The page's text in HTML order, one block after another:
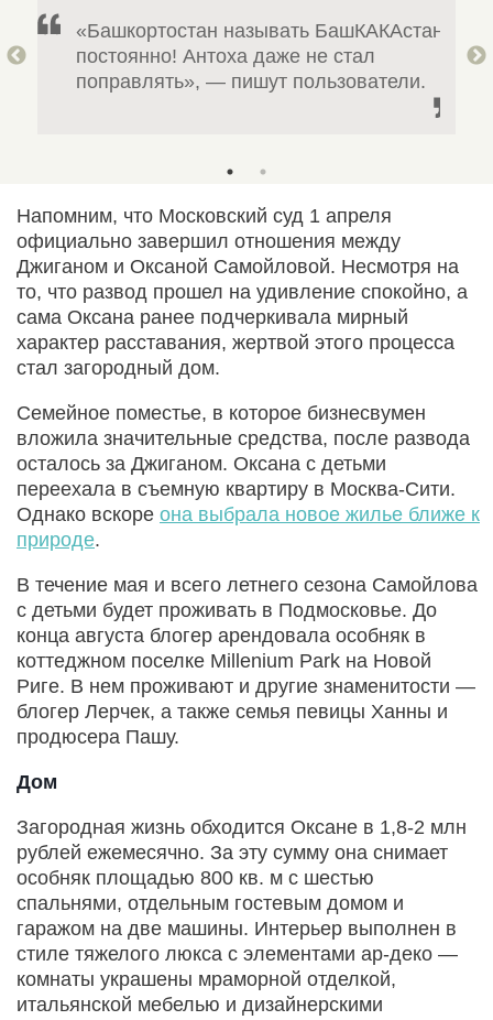
«Башкортостан называть БашКАКАстан
постоянно! Антоха даже не стал
поправлять», — пишут пользователи.
Напомним, что Московский суд 1 апреля
официально завершил отношения между
Джиганом и Оксаной Самойловой. Несмотря на
то, что развод прошел на удивление спокойно, а
сама Оксана ранее подчеркивала мирный
характер расставания, жертвой этого процесса
стал загородный дом.
Семейное поместье, в которое бизнесвумен
вложила значительные средства, после развода
осталось за Джиганом. Оксана с детьми
переехала в съемную квартиру в Москва-Сити.
Однако вскоре она выбрала новое жилье ближе к
природе.
В течение мая и всего летнего сезона Самойлова
с детьми будет проживать в Подмосковье. До
конца августа блогер арендовала особняк в
коттеджном поселке Millenium Park на Новой
Риге. В нем проживают и другие знаменитости —
блогер Лерчек, а также семья певицы Ханны и
продюсера Пашу.
Дом
Загородная жизнь обходится Оксане в 1,8-2 млн
рублей ежемесячно. За эту сумму она снимает
особняк площадью 800 кв. м с шестью
спальнями, отдельным гостевым домом и
гаражом на две машины. Интерьер выполнен в
стиле тяжелого люкса с элементами ар-деко —
комнаты украшены мраморной отделкой,
итальянской мебелью и дизайнерскими